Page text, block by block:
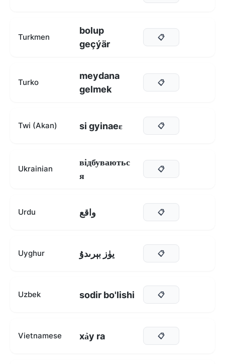
Turkmen
bolup
geçýär
📋
Turko
meydana
gelmek
📋
Twi (Akan) si gyinaeɛ 📋
Ukrainian
відбуваютьс
я
📋
Urdu واقع 📋
Uyghur يۈز بېرىدۇ 📋
Uzbek sodir bo'lishi 📋
Vietnamese xảy ra 📋